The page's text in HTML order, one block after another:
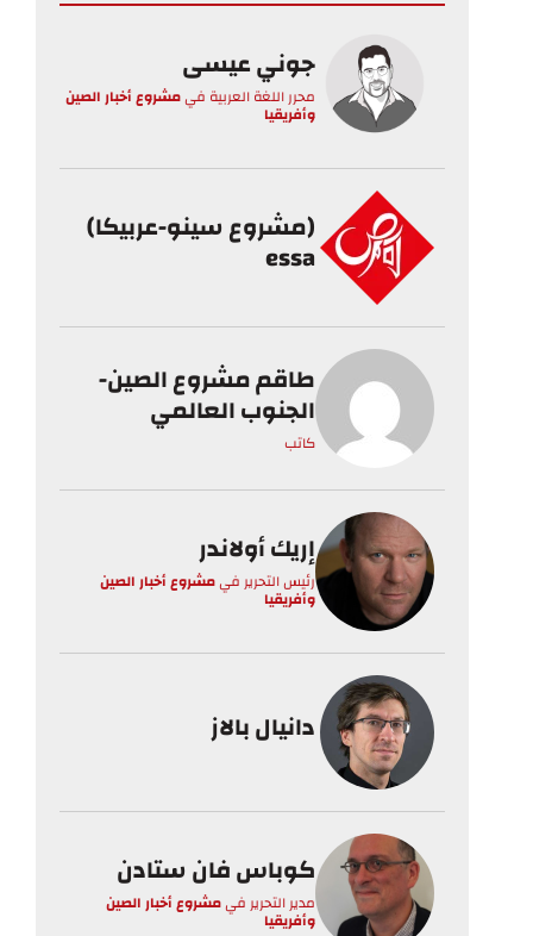
جوني عيسى
محرر اللغة العربية فيمشروع أخبار الصين
وأفريقيا
(مشروع سينو-عربيكا)
essa
طاقم مشروع الصين-
الجنوب العالمي
كاتب
إريك أولاندر
رئيس التحرير فيمشروع أخبار الصين
وأفريقيا
دانيال بالاز
كوباس فان ستادن
مدير التحرير فيمشروع أخبار الصين
وأفريقيا